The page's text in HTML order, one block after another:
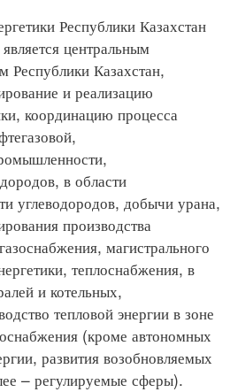
Республики Казахстан
центральным
Республики Казахстан,
и реализацию
координацию процесса
в области
углеводородов, добычи урана,
производства
магистрального
теплоснабжения, в
и котельных,
тепловой энергии в зоне
(кроме автономных
развития возобновляемых
– регулируемые сферы).